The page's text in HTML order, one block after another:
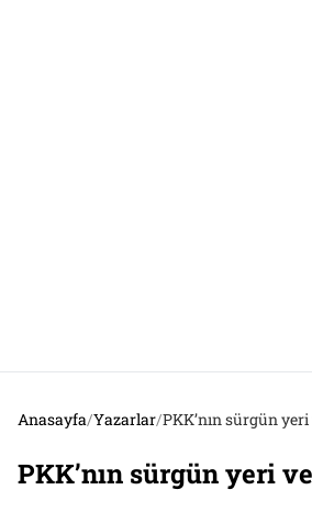
Anasayfa/Yazarlar/PKK’nın sürgün
PKK’nın sürgün yeri